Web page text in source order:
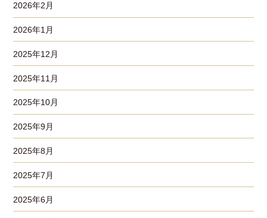
2026年2月
2026年1月
2025年12月
2025年11月
2025年10月
2025年9月
2025年8月
2025年7月
2025年6月